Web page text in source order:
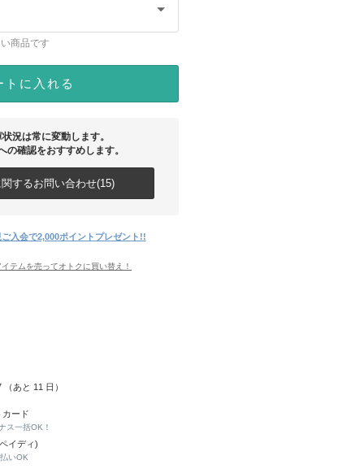
商品です
トに入れる
況は常に変動します。
の確認をおすすめします。
するお問い合わせ(15)
ご入会で2,000ポイントプレゼント!!
テムを売ってオトクに買い替え！
（あと 11 日）
カード
ス一括OK！
イディ)
いOK